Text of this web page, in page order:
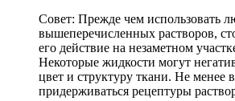
Совет: Прежде чем использовать
вышеперечисленных растворов,
его действие на незаметном
Некоторые жидкости могут
цвет и структуру ткани. Не менее
придерживаться рецептуры